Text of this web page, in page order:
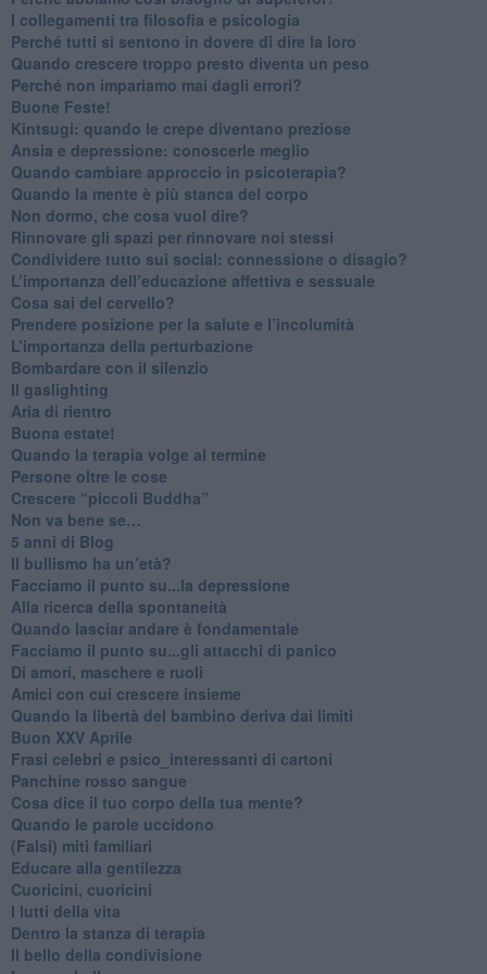
​I collegamenti tra filosofia e psicologia
​Perché tutti si sentono in dovere di dire la loro
​Quando crescere troppo presto diventa un peso
​Perché non impariamo mai dagli errori?
​Buone Feste!
​Kintsugi: quando le crepe diventano preziose
Ansia e depressione: conoscerle meglio
Quando cambiare approccio in psicoterapia?
​Quando la mente è più stanca del corpo
Non dormo, che cosa vuol dire?
​Rinnovare gli spazi per rinnovare noi stessi
​Condividere tutto sui social: connessione o disagio?
​L’importanza dell’educazione affettiva e sessuale
​Cosa sai del cervello?
Prendere posizione per la salute e l’incolumità
L’importanza della perturbazione
​Bombardare con il silenzio
Il gaslighting
Aria di rientro
Buona estate!
​Quando la terapia volge al termine
​Persone oltre le cose
​Crescere “piccoli Buddha”
Non va bene se…
​5 anni di Blog
​Il bullismo ha un’età?
Facciamo il punto su...la depressione
​Alla ricerca della spontaneità
​Quando lasciar andare è fondamentale
Facciamo il punto su...gli attacchi di panico
Di amori, maschere e ruoli
​Amici con cui crescere insieme
​Quando la libertà del bambino deriva dai limiti
Buon XXV Aprile
​Frasi celebri e psico_interessanti di cartoni
​Panchine rosso sangue
​Cosa dice il tuo corpo della tua mente?
​Quando le parole uccidono
​(Falsi) miti familiari
​Educare alla gentilezza
​Cuoricini, cuoricini
I lutti della vita
​Dentro la stanza di terapia
​Il bello della condivisione